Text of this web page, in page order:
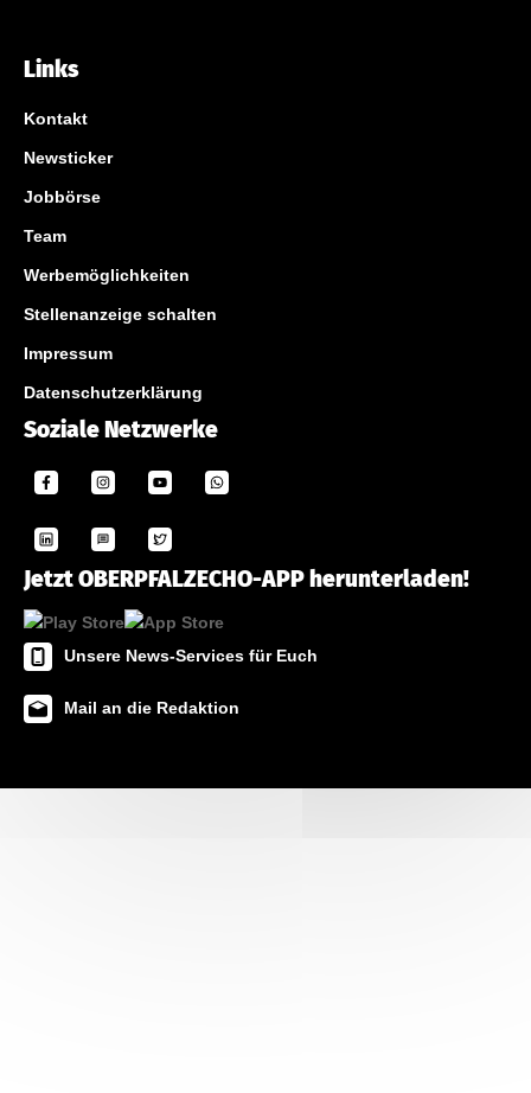
Links
Kontakt
Newsticker
Jobbörse
Team
Werbemöglichkeiten
Stellenanzeige schalten
Impressum
Datenschutzerklärung
Soziale Netzwerke
Jetzt OBERPFALZECHO-APP herunterladen!
Unsere News-Services für Euch
Mail an die Redaktion